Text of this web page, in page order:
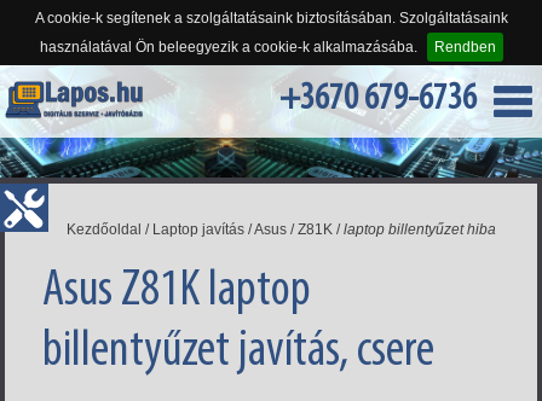
A cookie-k segítenek a szolgáltatásaink biztosításában. Szolgáltatásaink
használatával Ön beleegyezik a cookie-k alkalmazásába.
Rendben
+3670 679-6736
Kezdőoldal / Laptop javítás /Asus /Z81K /laptop billentyűzet hiba
Asus Z81K laptop
billentyűzet javítás, csere